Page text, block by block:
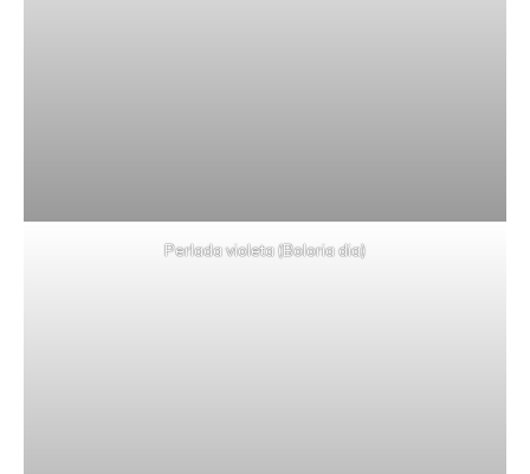
Perlada violeta (Boloria dia)